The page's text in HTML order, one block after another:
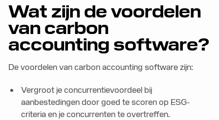
Wat zijn de voordelen
van carbon
accounting software?
De voordelen van carbon accounting software zijn:
Vergroot je concurrentievoordeel bij
aanbestedingen door goed te scoren op ESG-
criteria en je concurrenten te overtreffen.